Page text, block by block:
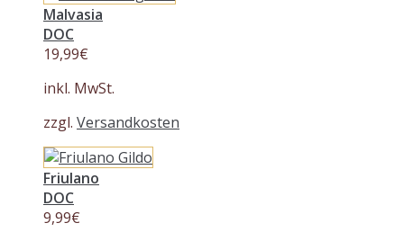
Malvasia
DOC
19,99€
inkl. MwSt.
zzgl. Versandkosten
Friulano
DOC
9,99€